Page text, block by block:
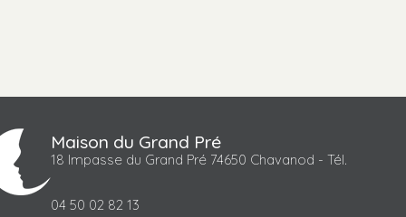
Maison du Grand Pré
18 Impasse du Grand Pré 74650 Chavanod - Tél.
04 50 02 82 13